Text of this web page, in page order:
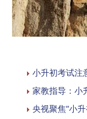
小升初考试注
家教指导：小
央视聚焦“小